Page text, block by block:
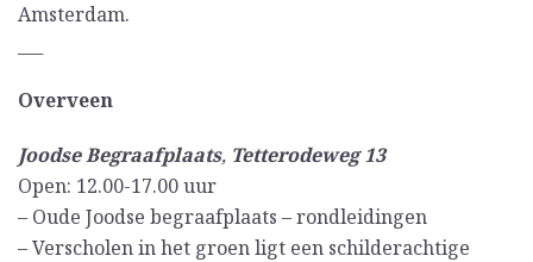
Amsterdam.
Overveen
Joodse Begraafplaats, Tetterodeweg 13
Open: 12.00-17.00 uur
– Oude Joodse begraafplaats – rondleidingen
– Verscholen in het groen ligt een schilderachtige